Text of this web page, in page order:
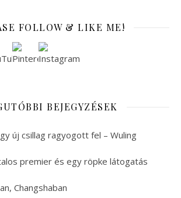
FOLLOW & LIKE ME!
BEJEGYZÉSEK
új csillag ragyogott fel – Wuling
premier és egy röpke látogatás
Changshaban